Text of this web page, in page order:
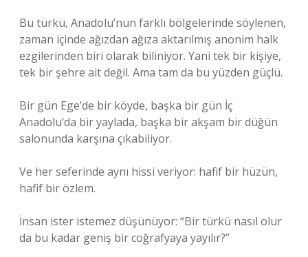
Bu türkü, Anadolu’nun farklı bölgelerinde söylenen,
zaman içinde ağızdan ağıza aktarılmış anonim halk
ezgilerinden biri olarak biliniyor. Yani tek bir kişiye,
tek bir şehre ait değil. Ama tam da bu yüzden güçlü.
Bir gün Ege’de bir köyde, başka bir gün İç
Anadolu’da bir yaylada, başka bir akşam bir düğün
salonunda karşına çıkabiliyor.
Ve her seferinde aynı hissi veriyor: hafif bir hüzün,
hafif bir özlem.
İnsan ister istemez düşünüyor: “Bir türkü nasıl olur
da bu kadar geniş bir coğrafyaya yayılır?”